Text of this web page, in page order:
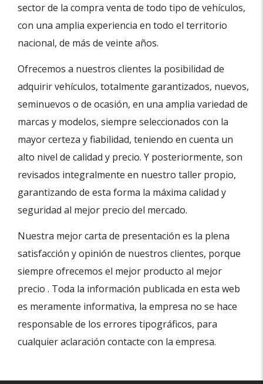
sector de la compra venta de todo tipo de vehículos,
con una amplia experiencia en todo el territorio
nacional, de más de veinte años.
Ofrecemos a nuestros clientes la posibilidad de
adquirir vehículos, totalmente garantizados, nuevos,
seminuevos o de ocasión, en una amplia variedad de
marcas y modelos, siempre seleccionados con la
mayor certeza y fiabilidad, teniendo en cuenta un
alto nivel de calidad y precio. Y posteriormente, son
revisados integralmente en nuestro taller propio,
garantizando de esta forma la máxima calidad y
seguridad al mejor precio del mercado.
Nuestra mejor carta de presentación es la plena
satisfacción y opinión de nuestros clientes, porque
siempre ofrecemos el mejor producto al mejor
precio . Toda la información publicada en esta web
es meramente informativa, la empresa no se hace
responsable de los errores tipográficos, para
cualquier aclaración contacte con la empresa.